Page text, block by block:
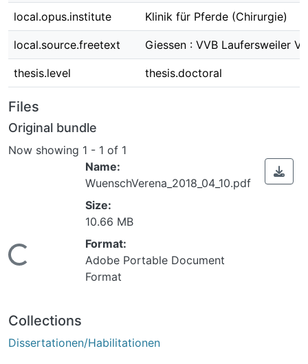
local.opus.institute Klinik für Pferde (Chirurgie)
local.source.freetext Giessen : VVB Laufersweiler
thesis.level thesis.doctoral
Files
Original bundle
Now showing 1 - 1 of 1
Loading...
Name:
WuenschVerena_2018_04_10.pdf
Size:
10.66 MB
Format:
Adobe Portable Document
Format
Collections
Dissertationen/Habilitationen